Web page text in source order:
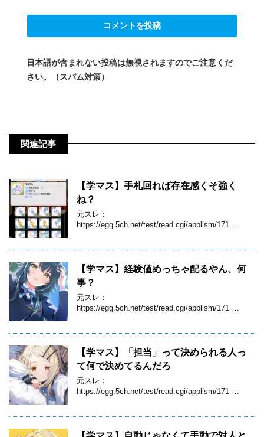
日本語が含まれない投稿は無視されますのでご注意くだ
さい。（スパム対策）
関連記事
【学マス】手札回れば存在感くそ強く
ね？
元スレ：
https://egg.5ch.net/test/read.cgi/applism/171 …
【学マス】経験値めっちゃ配るやん、何
事？
元スレ：
https://egg.5ch.net/test/read.cgi/applism/171 …
【学マス】「担当」って決められる人っ
て何で決めてるんだろ
元スレ：
https://egg.5ch.net/test/read.cgi/applism/171 …